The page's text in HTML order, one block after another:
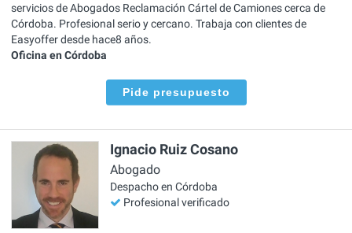
servicios de Abogados Reclamación Cártel de Camiones cerca de
Córdoba. Profesional serio y cercano. Trabaja con clientes de
Easyoffer desde hace8 años.
Oficina en Córdoba
Pide presupuesto
Ignacio Ruiz Cosano
Abogado
Despacho en Córdoba
Profesional verificado